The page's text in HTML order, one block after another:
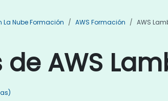
Nube Formación AWS Formación AWS
de AWS